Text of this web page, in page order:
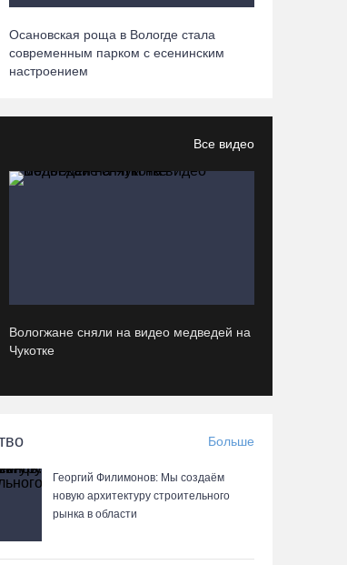
уже более двух недель не могут
22-летнего юношу
опрос
из Алчевска прибыли на
за сутки вологодские гаишники
Осановская роща в Вологде стала
современным парком с есенинским
настроением
Все видео
Вологжане сняли на видео медведей на
Чукотке
Больше
Георгий Филимонов: Мы создаём
новую архитектуру строительного
рынка в области